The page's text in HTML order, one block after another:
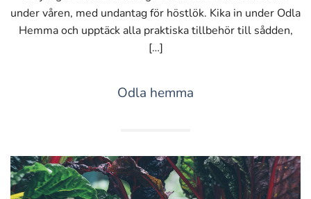
under våren, med undantag för höstlök. Kika in under Odla
Hemma och upptäck alla praktiska tillbehör till sådden,
[…]
Odla hemma